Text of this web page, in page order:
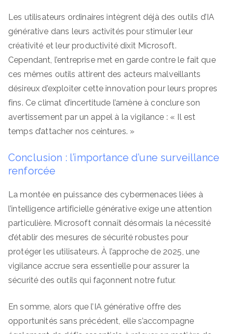
Les utilisateurs ordinaires intègrent déjà des outils d’IA
générative dans leurs activités pour stimuler leur
créativité et leur productivité dixit Microsoft.
Cependant, l’entreprise met en garde contre le fait que
ces mêmes outils attirent des acteurs malveillants
désireux d’exploiter cette innovation pour leurs propres
fins. Ce climat d’incertitude l’amène à conclure son
avertissement par un appel à la vigilance : « Il est
temps d’attacher nos ceintures. »
Conclusion : l’importance d’une surveillance
renforcée
La montée en puissance des cybermenaces liées à
l’intelligence artificielle générative exige une attention
particulière. Microsoft connaît désormais la nécessité
d’établir des mesures de sécurité robustes pour
protéger les utilisateurs. À l’approche de 2025, une
vigilance accrue sera essentielle pour assurer la
sécurité des outils qui façonnent notre futur.
En somme, alors que l’IA générative offre des
opportunités sans précédent, elle s’accompagne